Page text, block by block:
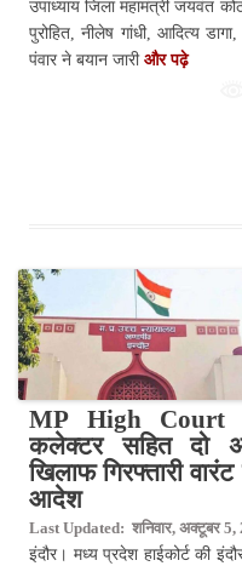
उपाध्याय जिला महामंत्री जयवंत
पुरोहित, नीलेष गांधी, आदित्य डागा,
पंवार ने बयान जारी और पढ़े
MP High Court
कलेक्टर सहित दो
खिलाफ गिरफ्तारी
आदेश
Last Updated: शनिवार, अक्टूबर 5,
इंदौर। मध्य प्रदेश हाईकोर्ट की